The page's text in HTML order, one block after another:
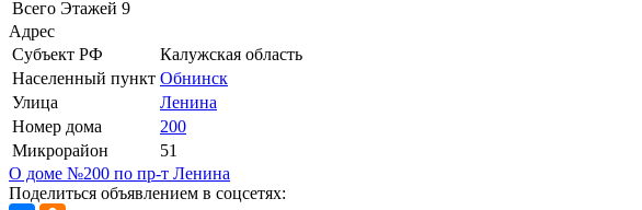
Всего Этажей 9
Адрес
Субъект РФ
Калужская область
Населенный пункт Обнинск
Улица
Ленина
Номер дома
200
Микрорайон
51
О доме №200 по пр-т Ленина
Поделиться объявлением в соцсетях: